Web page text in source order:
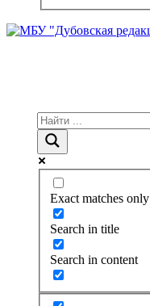
Exact matches only
Search in title
Search in content